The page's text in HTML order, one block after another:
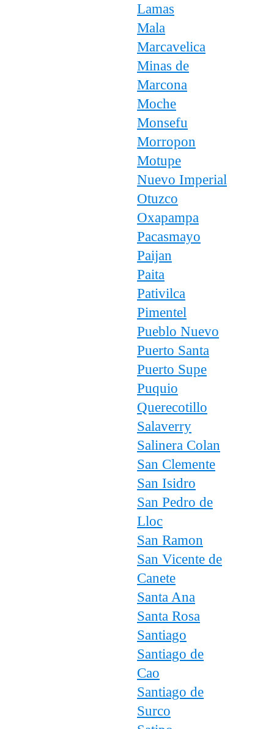
Lamas
Mala
Marcavelica
Minas de
Marcona
Moche
Monsefu
Morropon
Motupe
Nuevo Imperial
Otuzco
Oxapampa
Pacasmayo
Paijan
Paita
Pativilca
Pimentel
Pueblo Nuevo
Puerto Santa
Puerto Supe
Puquio
Querecotillo
Salaverry
Salinera Colan
San Clemente
San Isidro
San Pedro de
Lloc
San Ramon
San Vicente de
Canete
Santa Ana
Santa Rosa
Santiago
Santiago de
Cao
Santiago de
Surco